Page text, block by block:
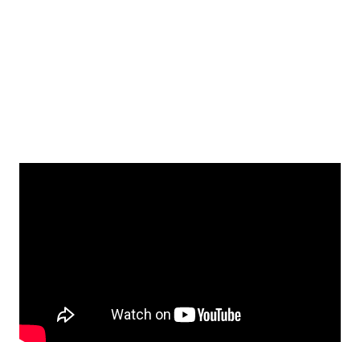
který se u jednotlivých společenských tříd liší.
Vedlejší akci máš jen jednu v každém tahu a všechny